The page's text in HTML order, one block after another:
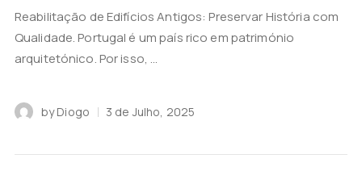
Reabilitação de Edifícios Antigos: Preservar História com
Qualidade. Portugal é um país rico em património
arquitetónico. Por isso, ...
by Diogo 3 de Julho, 2025